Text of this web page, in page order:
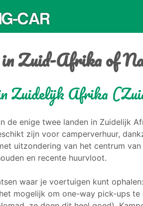
Zuid-Afrika of
Zuidelijk Afrika
de enige twee landen in Zuidelijk
zijn voor camperverhuur,
uitzondering van het centrum
en recente huurvloot.
waar je voertuigen kunt
mogelijk om one-way pick-ups